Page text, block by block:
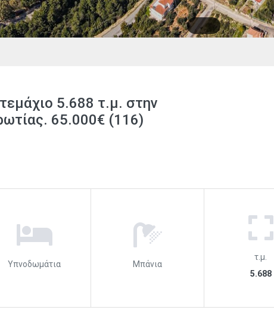
Go
5.688 τ.μ. στην
65.000€ (116)
Υπνοδωμάτια Μπάνια
τ.μ.
5.688